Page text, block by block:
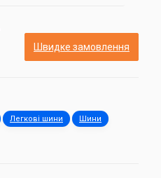
Швидке замовлення
Легкові шини Шини